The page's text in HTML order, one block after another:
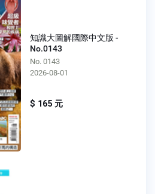
知識大圖解國際中文版 -
No.0143
No. 0143
2026-08-01
$ 165 元